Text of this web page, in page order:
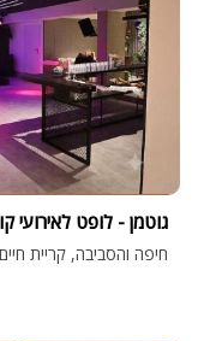
גוטמן - לופט לאירועי
חיפה והסביבה, קריית חיים